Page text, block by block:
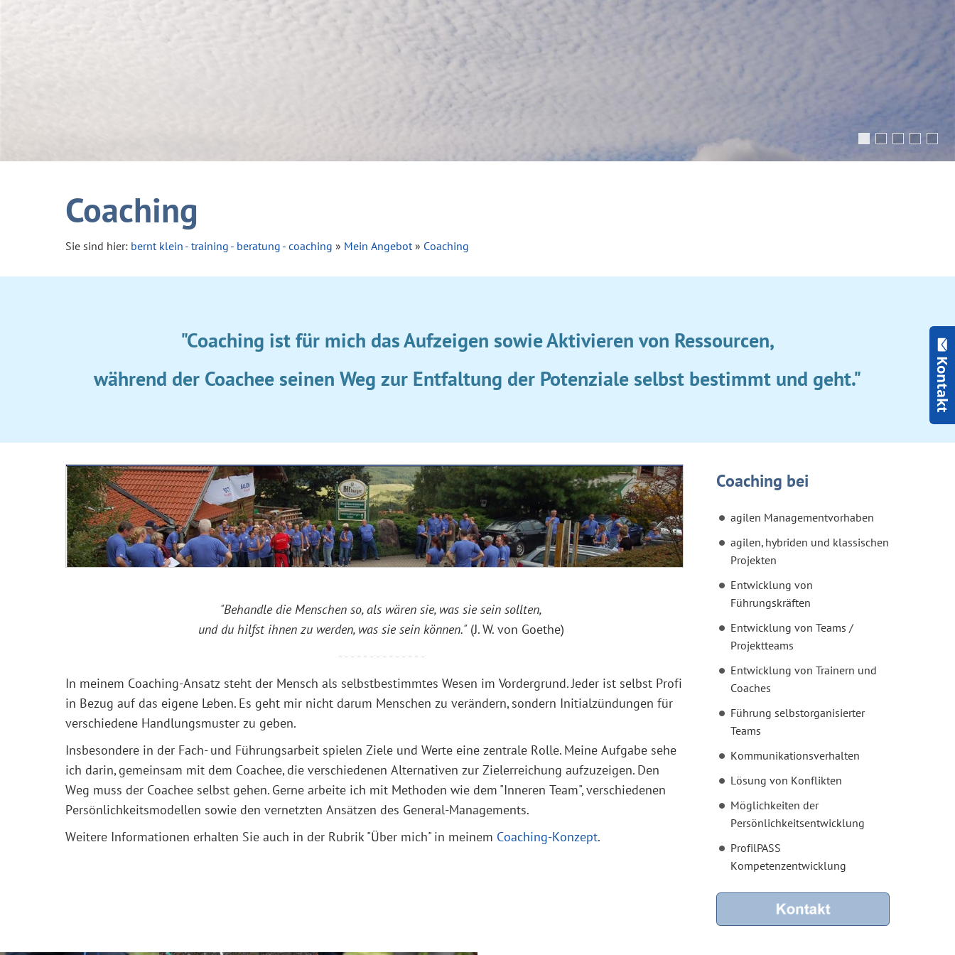
Coaching
Sie sind hier: bernt klein - training - beratung - coaching » Mein Angebot» Coaching
"Coaching ist für mich das Aufzeigen sowie Aktivieren von Ressourcen,
während der Coachee seinen Weg zur Entfaltung der Potenziale selbst bestimmt und geht."
"Behandle die Menschen so, als wären sie, was sie sein sollten,
und du hilfst ihnen zu werden, was sie sein können."(J. W. von Goethe)
- - - - - - - - - - - - - -
In meinem Coaching-Ansatz steht der Mensch als selbstbestimmtes Wesen im Vordergrund. Jeder ist selbst Profi
in Bezug auf das eigene Leben. Es geht mir nicht darum Menschen zu verändern, sondern Initialzündungen für
verschiedene Handlungsmuster zu geben.
Insbesondere in der Fach- und Führungsarbeit spielen Ziele und Werte eine zentrale Rolle. Meine Aufgabe sehe
ich darin, gemeinsam mit dem Coachee, die verschiedenen Alternativen zur Zielerreichung aufzuzeigen. Den
Weg muss der Coachee selbst gehen. Gerne arbeite ich mit Methoden wie dem "Inneren Team", verschiedenen
Persönlichkeitsmodellen sowie den vernetzten Ansätzen des General-Managements.
Weitere Informationen erhalten Sie auch in der Rubrik "Über mich" in meinem Coaching-Konzept.
Kontakt
Coaching bei
agilen Managementvorhaben
agilen, hybriden und klassischen
Projekten
Entwicklung von
Führungskräften
Entwicklung von Teams /
Projektteams
Entwicklung von Trainern und
Coaches
Führung selbstorganisierter
Teams
Kommunikationsverhalten
Lösung von Konflikten
Möglichkeiten der
Persönlichkeitsentwicklung
ProfilPASS
Kompetenzentwicklung